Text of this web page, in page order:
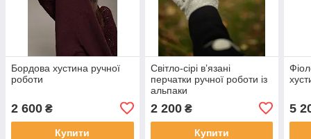
Бордова хустина ручної
роботи
2 600 ₴
Купити
Світло-сірі вʼязані
перчатки ручної роботи із
альпаки
2 200₴
Купити
5